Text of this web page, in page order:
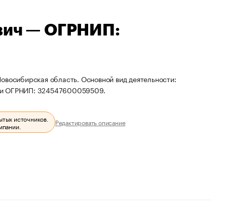
— ОГРНИП:
область. Основной вид деятельности:
и ОГРНИП: 324547600059509.
источников.
Редактировать описание